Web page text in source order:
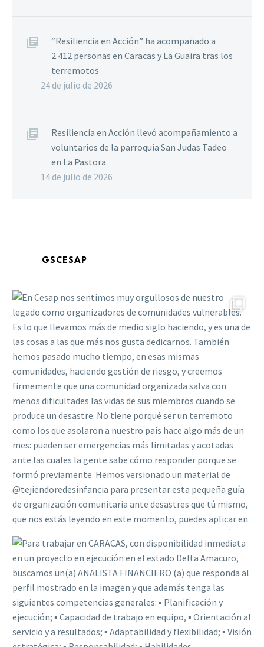
“Resiliencia en Acción” ha acompañado a
2.412 personas en Caracas y La Guaira tras los
terremotos
24 de julio de 2026
Resiliencia en Acción llevó acompañamiento a
voluntarios de la parroquia San Judas Tadeo
en La Pastora
14 de julio de 2026
GSCESAP